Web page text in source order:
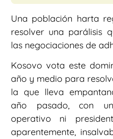
Una población harta
resolver una parálisis
las negociaciones de
Kosovo vota este
año y medio para
la que lleva
año pasado, con
operativo ni
aparentemente,